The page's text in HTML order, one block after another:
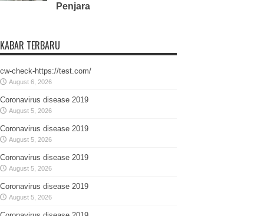
Penjara
KABAR TERBARU
cw-check-https://test.com/
August 6, 2026
Coronavirus disease 2019
August 5, 2026
Coronavirus disease 2019
August 5, 2026
Coronavirus disease 2019
August 5, 2026
Coronavirus disease 2019
August 5, 2026